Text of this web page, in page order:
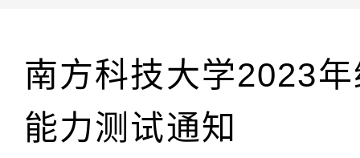
南方科技大学2023
能力测试通知